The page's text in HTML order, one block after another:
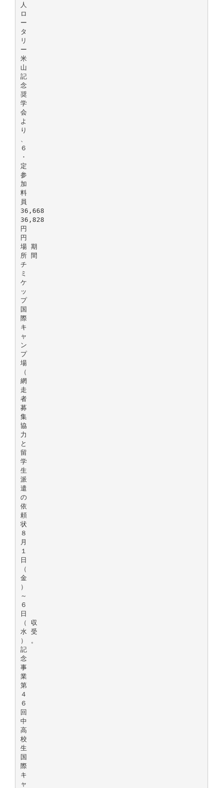
人
ロ
ー
タ
リ
ー
米
山
記
念
奨
学
会
よ
り
６
・
定
参
加
料
員
36,668
36,828
円
円
場 期
所 間
チ
ミ
ケ
ッ
プ
国
際
キ
ャ
ン
プ
場
（
網
走
者
募
集
協
力
と
留
学
生
派
遣
の
依
頼
状
８
月
１
日
（
金
）
～
６
日
（ 収
水 受
） 。
記
念
事
業
第
４
６
回
中
高
校
生
国
際
キ
ャ